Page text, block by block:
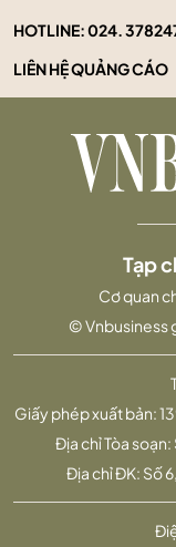
HOTLINE:024.
LIÊN HỆ QUẢNG CÁO
Giấy phép xuất bản:
Địa chỉ Tòa soạn:
Địa chỉ ĐK: Số
Tạp
Cơ quan
© Vnbusiness